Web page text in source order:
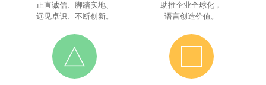
正直诚信、脚踏实地、
远见卓识、不断创新。
助推企业全球化，
语言创造价值。